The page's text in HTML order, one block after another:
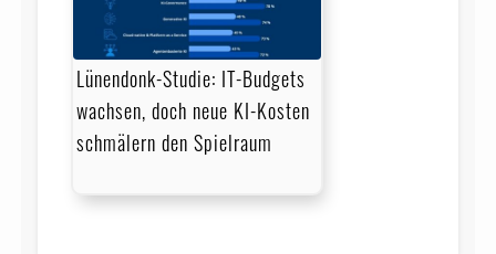
Lünendonk-Studie: IT-Budgets
wachsen, doch neue KI-Kosten
schmälern den Spielraum